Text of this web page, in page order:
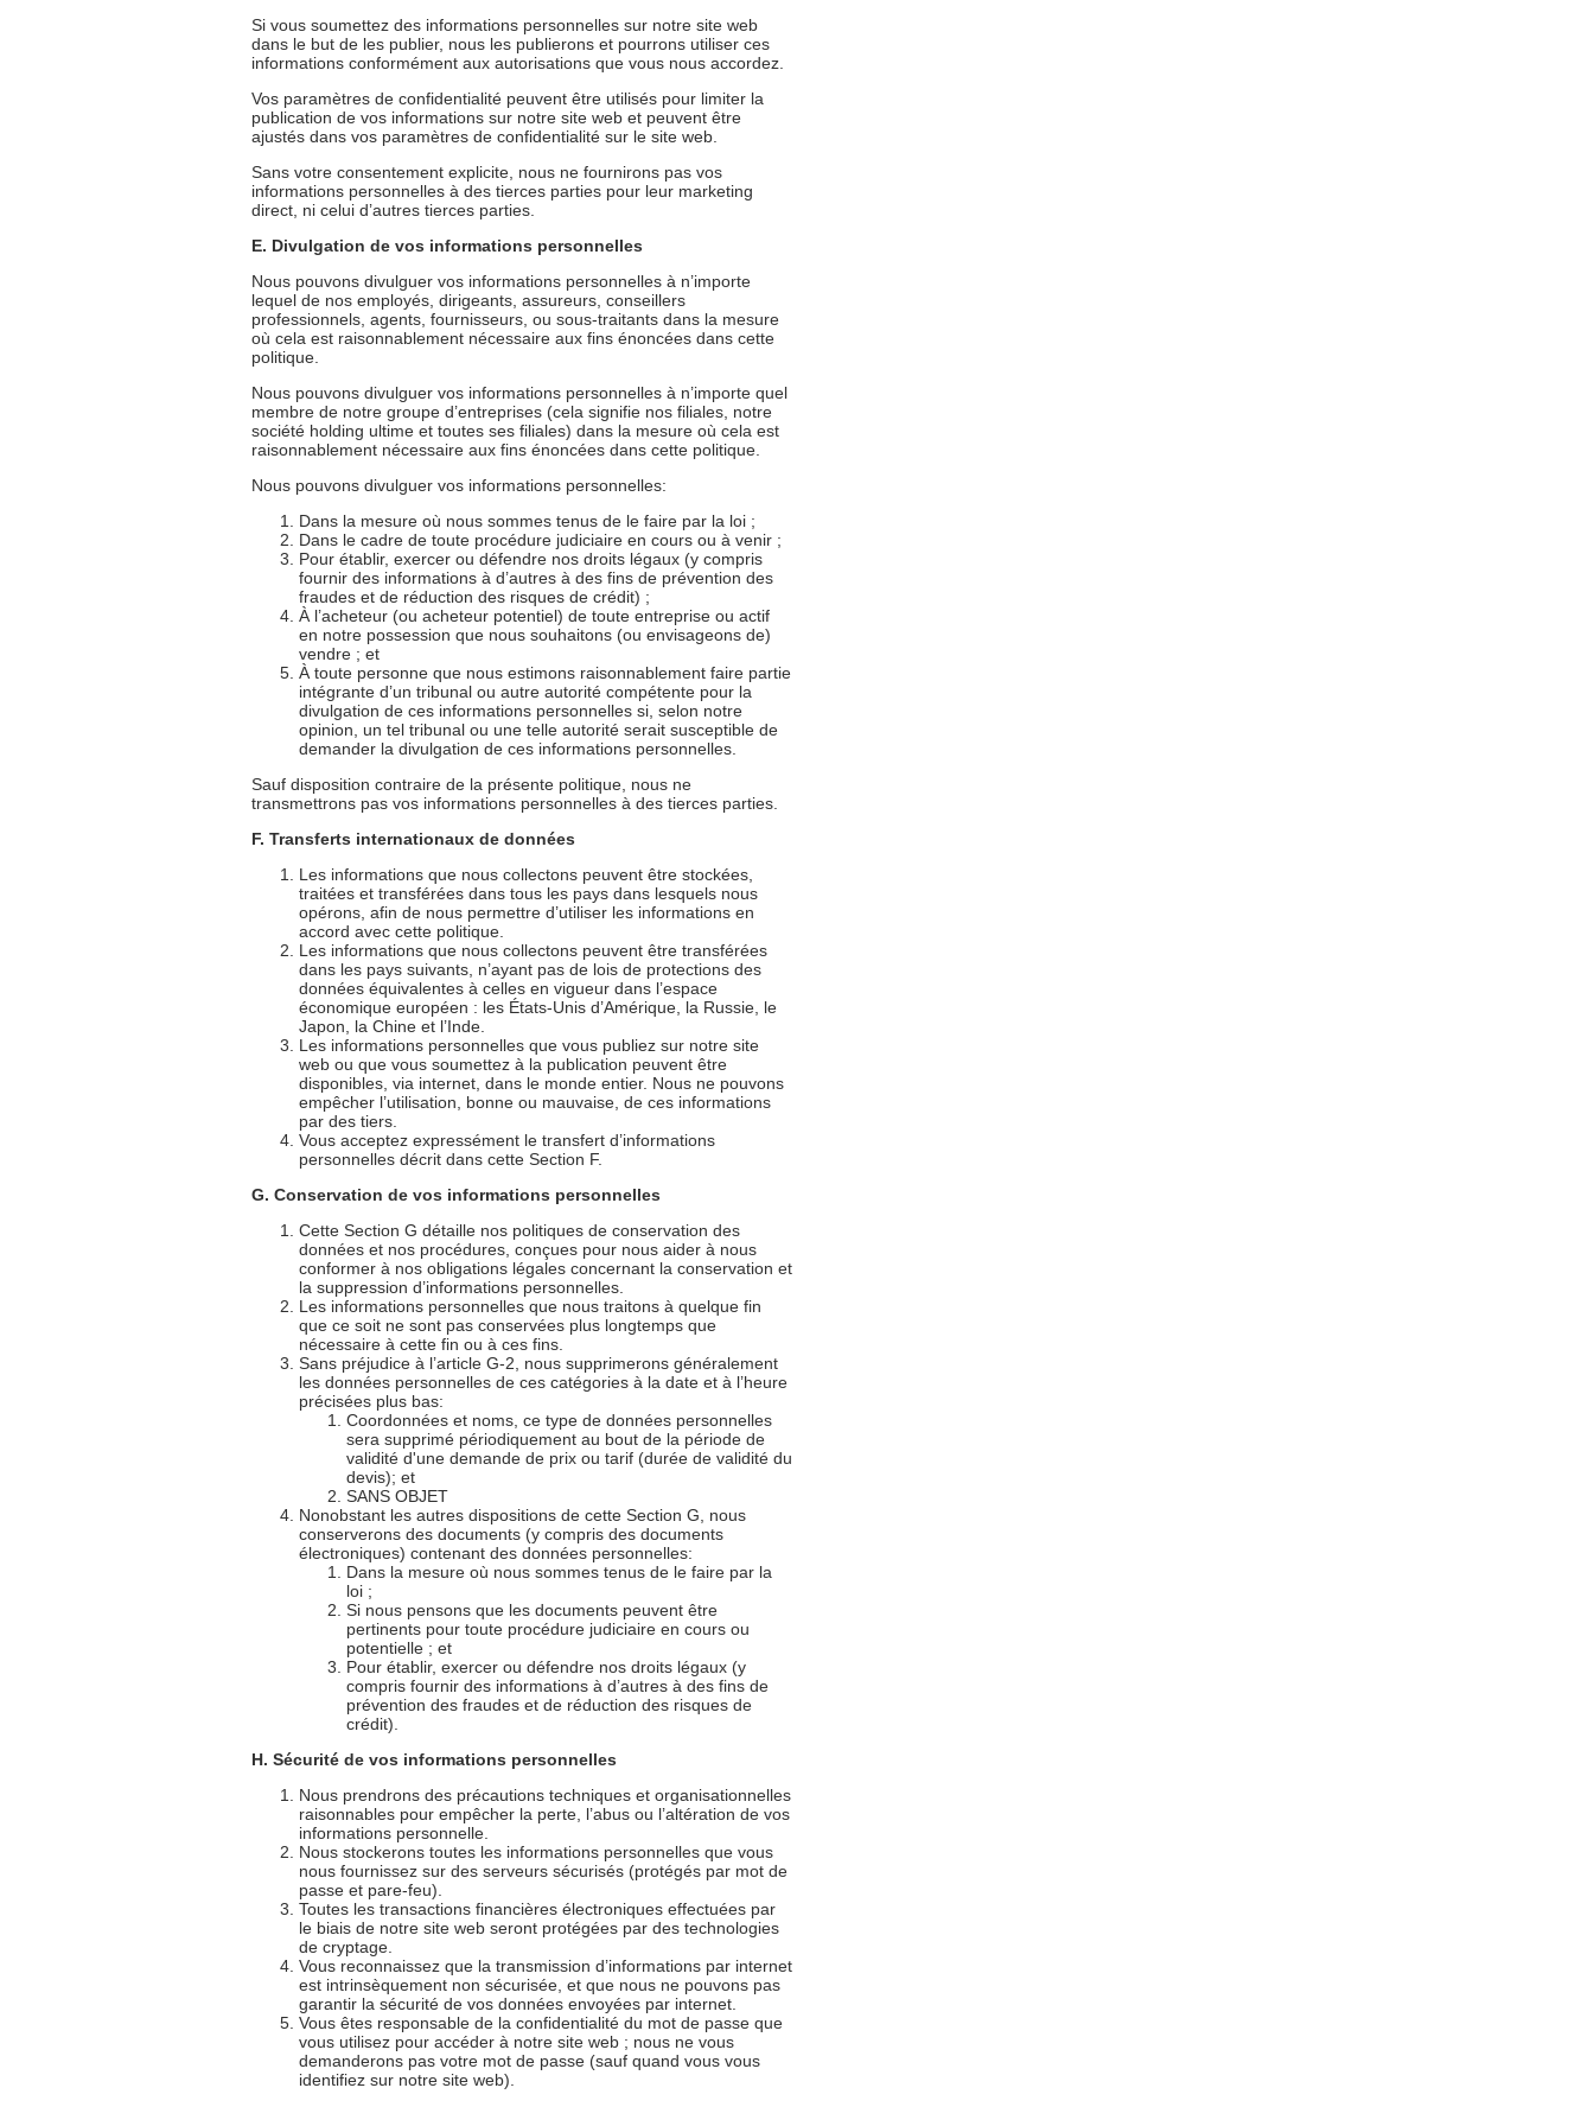
Si vous soumettez des informations personnelles sur notre site web
dans le but de les publier, nous les publierons et pourrons utiliser ces
informations conformément aux autorisations que vous nous accordez.
Vos paramètres de confidentialité peuvent être utilisés pour limiter la
publication de vos informations sur notre site web et peuvent être
ajustés dans vos paramètres de confidentialité sur le site web.
Sans votre consentement explicite, nous ne fournirons pas vos
informations personnelles à des tierces parties pour leur marketing
direct, ni celui d’autres tierces parties.
E. Divulgation de vos informations personnelles
Nous pouvons divulguer vos informations personnelles à n’importe
lequel de nos employés, dirigeants, assureurs, conseillers
professionnels, agents, fournisseurs, ou sous-traitants dans la mesure
où cela est raisonnablement nécessaire aux fins énoncées dans cette
politique.
Nous pouvons divulguer vos informations personnelles à n’importe quel
membre de notre groupe d’entreprises (cela signifie nos filiales, notre
société holding ultime et toutes ses filiales) dans la mesure où cela est
raisonnablement nécessaire aux fins énoncées dans cette politique.
Nous pouvons divulguer vos informations personnelles:
Dans la mesure où nous sommes tenus de le faire par la loi ;
Dans le cadre de toute procédure judiciaire en cours ou à venir ;
Pour établir, exercer ou défendre nos droits légaux (y compris
fournir des informations à d’autres à des fins de prévention des
fraudes et de réduction des risques de crédit) ;
À l’acheteur (ou acheteur potentiel) de toute entreprise ou actif
en notre possession que nous souhaitons (ou envisageons de)
vendre ; et
À toute personne que nous estimons raisonnablement faire partie
intégrante d’un tribunal ou autre autorité compétente pour la
divulgation de ces informations personnelles si, selon notre
opinion, un tel tribunal ou une telle autorité serait susceptible de
demander la divulgation de ces informations personnelles.
Sauf disposition contraire de la présente politique, nous ne
transmettrons pas vos informations personnelles à des tierces parties.
F. Transferts internationaux de données
Les informations que nous collectons peuvent être stockées,
traitées et transférées dans tous les pays dans lesquels nous
opérons, afin de nous permettre d’utiliser les informations en
accord avec cette politique.
Les informations que nous collectons peuvent être transférées
dans les pays suivants, n’ayant pas de lois de protections des
données équivalentes à celles en vigueur dans l’espace
économique européen : les États-Unis d’Amérique, la Russie, le
Japon, la Chine et l’Inde.
Les informations personnelles que vous publiez sur notre site
web ou que vous soumettez à la publication peuvent être
disponibles, via internet, dans le monde entier. Nous ne pouvons
empêcher l’utilisation, bonne ou mauvaise, de ces informations
par des tiers.
Vous acceptez expressément le transfert d’informations
personnelles décrit dans cette Section F.
G. Conservation de vos informations personnelles
Cette Section G détaille nos politiques de conservation des
données et nos procédures, conçues pour nous aider à nous
conformer à nos obligations légales concernant la conservation et
la suppression d’informations personnelles.
Les informations personnelles que nous traitons à quelque fin
que ce soit ne sont pas conservées plus longtemps que
nécessaire à cette fin ou à ces fins.
Sans préjudice à l’article G-2, nous supprimerons généralement
les données personnelles de ces catégories à la date et à l’heure
précisées plus bas:
Coordonnées et noms, ce type de données personnelles
sera supprimé périodiquement au bout de la période de
validité d'une demande de prix ou tarif (durée de validité du
devis); et
SANS OBJET
Nonobstant les autres dispositions de cette Section G, nous
conserverons des documents (y compris des documents
électroniques) contenant des données personnelles:
Dans la mesure où nous sommes tenus de le faire par la
loi ;
Si nous pensons que les documents peuvent être
pertinents pour toute procédure judiciaire en cours ou
potentielle ; et
Pour établir, exercer ou défendre nos droits légaux (y
compris fournir des informations à d’autres à des fins de
prévention des fraudes et de réduction des risques de
crédit).
H. Sécurité de vos informations personnelles
Nous prendrons des précautions techniques et organisationnelles
raisonnables pour empêcher la perte, l’abus ou l’altération de vos
informations personnelle.
Nous stockerons toutes les informations personnelles que vous
nous fournissez sur des serveurs sécurisés (protégés par mot de
passe et pare-feu).
Toutes les transactions financières électroniques effectuées par
le biais de notre site web seront protégées par des technologies
de cryptage.
Vous reconnaissez que la transmission d’informations par internet
est intrinsèquement non sécurisée, et que nous ne pouvons pas
garantir la sécurité de vos données envoyées par internet.
Vous êtes responsable de la confidentialité du mot de passe que
vous utilisez pour accéder à notre site web ; nous ne vous
demanderons pas votre mot de passe (sauf quand vous vous
identifiez sur notre site web).